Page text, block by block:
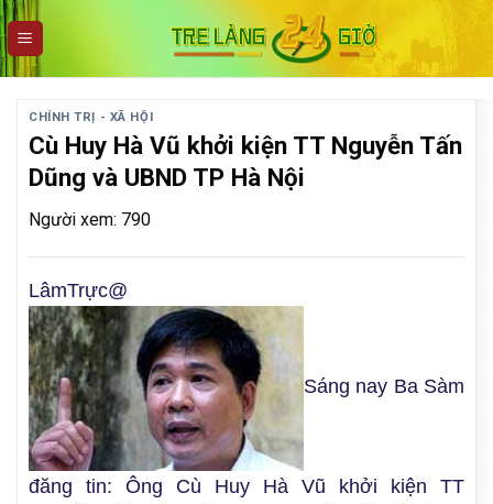
Skip
to
content
CHÍNH TRỊ - XÃ HỘI
Cù Huy Hà Vũ khởi kiện TT Nguyễn Tấn
Dũng và UBND TP Hà Nội
Người xem: 790
LâmTrực@
Sáng nay Ba Sàm
đăng tin: Ông Cù Huy Hà Vũ khởi kiện TT